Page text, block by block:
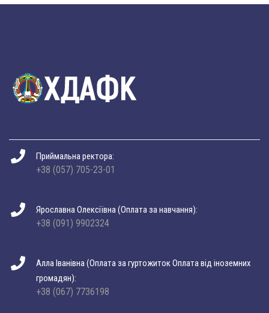
Приймальна ректора:
+38 (057) 705-23-01
Ярославна Олексіївна (Оплата за навчання):
+38 (091) 9902324
Алла Іванівна (Оплата за гуртожиток Оплата від іноземних
громадян):
+38 (067) 7736198